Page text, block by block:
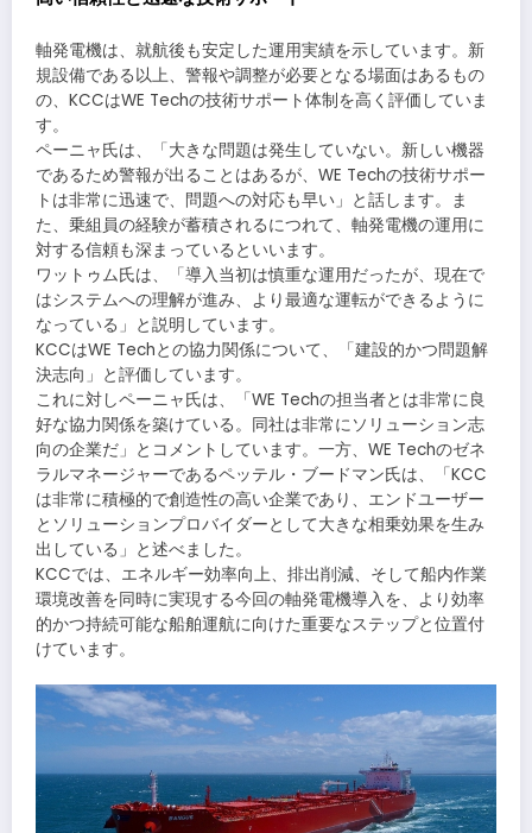
軸発電機は、就航後も安定した運用実績を示しています。新
規設備である以上、警報や調整が必要となる場面はあるもの
の、KCCはWE Techの技術サポート体制を高く評価していま
す。
ペーニャ氏は、「大きな問題は発生していない。新しい機器
であるため警報が出ることはあるが、WE Techの技術サポー
トは非常に迅速で、問題への対応も早い」と話します。ま
た、乗組員の経験が蓄積されるにつれて、軸発電機の運用に
対する信頼も深まっているといいます。
ワットゥム氏は、「導入当初は慎重な運用だったが、現在で
はシステムへの理解が進み、より最適な運転ができるように
なっている」と説明しています。
KCCはWE Techとの協力関係について、「建設的かつ問題解
決志向」と評価しています。
これに対しペーニャ氏は、「WE Techの担当者とは非常に良
好な協力関係を築けている。同社は非常にソリューション志
向の企業だ」とコメントしています。一方、WE Techのゼネ
ラルマネージャーであるペッテル・ブードマン氏は、「KCC
は非常に積極的で創造性の高い企業であり、エンドユーザー
とソリューションプロバイダーとして大きな相乗効果を生み
出している」と述べました。
KCCでは、エネルギー効率向上、排出削減、そして船内作業
環境改善を同時に実現する今回の軸発電機導入を、より効率
的かつ持続可能な船舶運航に向けた重要なステップと位置付
けています。